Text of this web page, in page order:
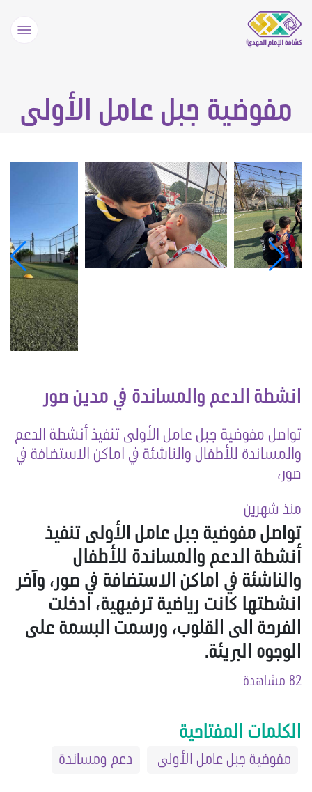
مفوضية جبل عامل الأولى
انشطة الدعم والمساندة في مدين صور
تواصل مفوضية جبل عامل الأولى تنفيذ أنشطة الدعم
والمساندة للأطفال والناشئة في اماكن الاستضافة في
صور،
منذ شهرين
تواصل مفوضية جبل عامل الأولى تنفيذ
أنشطة الدعم والمساندة للأطفال
والناشئة في اماكن الاستضافة في صور، وآخر
انشطتها كانت رياضية ترفيهية، ادخلت
الفرحة الى القلوب، ورسمت البسمة على
الوجوه البريئة.
82 مشاهدة
الكلمات المفتاحية
مفوضية جبل عامل الأولى دعم ومساندة